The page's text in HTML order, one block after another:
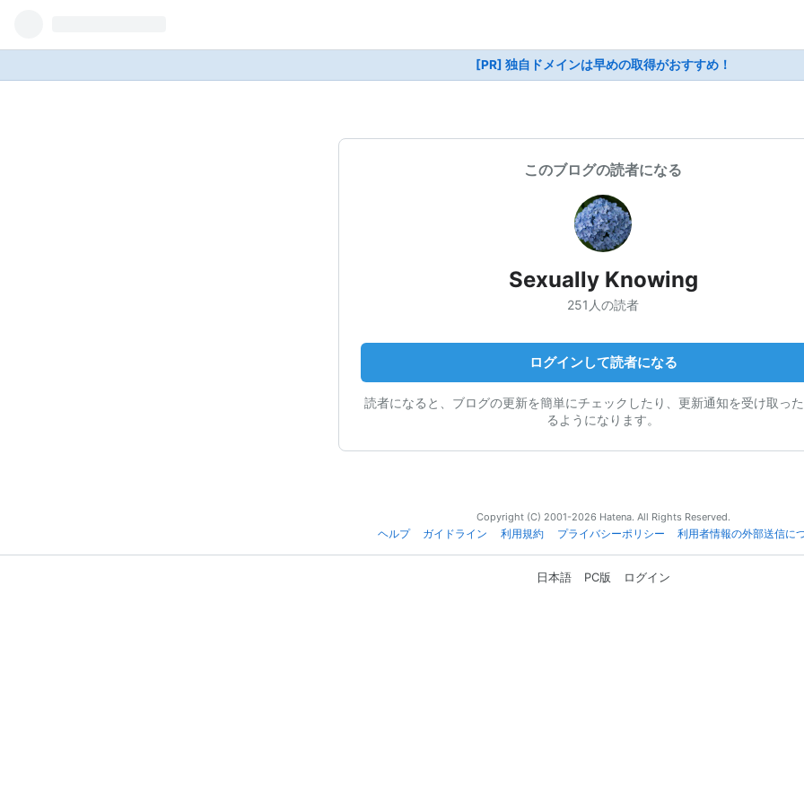
[PR] 独自ドメインは早めの取得がおすすめ！
このブログの読者になる
Sexually Knowing
251人の読者
ログインして読者になる
読者になると、ブログの更新を簡単にチェックしたり、更新通知を受け取っ
るようになります。
Copyright (C) 2001-2026 Hatena. All Rights Reserved.
ヘルプ
ガイドライン 利用規約 プライバシーポリシー 利用者情報の外部送信に
日本語 PC版 ログイン